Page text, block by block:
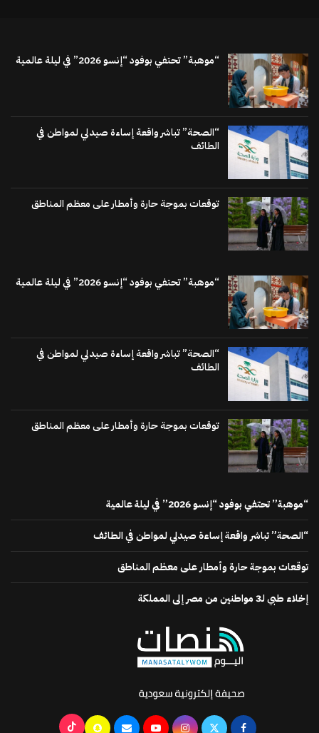
“موهبة” تحتفي بوفود “إنسو 2026” في ليلة عالمية
“الصحة” تباشر واقعة إساءة صيدلي لمواطن في
الطائف
توقعات بموجة حارة وأمطار على معظم المناطق
“موهبة” تحتفي بوفود “إنسو 2026” في ليلة عالمية
“الصحة” تباشر واقعة إساءة صيدلي لمواطن في
الطائف
توقعات بموجة حارة وأمطار على معظم المناطق
“موهبة” تحتفي بوفود “إنسو 2026” في ليلة عالمية
“الصحة” تباشر واقعة إساءة صيدلي لمواطن في الطائف
توقعات بموجة حارة وأمطار على معظم المناطق
إخلاء طبي لـ3 مواطنين من مصر إلى المملكة